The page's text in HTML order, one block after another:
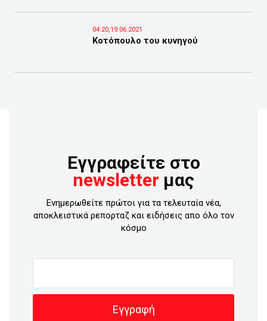
04:20,19.06.2021
Κοτόπουλο του κυνηγού
Εγγραφείτε στο
newsletter μας
Ενημερωθείτε πρώτοι για τα τελευταία νέα,
αποκλειστικά ρεπορταζ και ειδήσεις απο όλο τον
κόσμο